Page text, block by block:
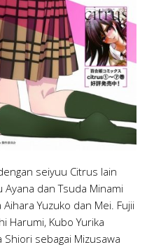
seiyuu Citrus lain
dan Tsuda Minami
Yuzuko dan Mei. Fujii
Harumi, Kubo Yurika
Shiori sebagai Mizusawa